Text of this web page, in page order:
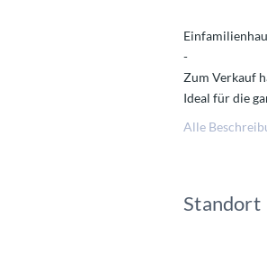
-
Zum Verkauf
Ideal für die
Das Haus
Alle
Standort